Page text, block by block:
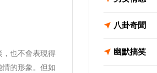
也不會表現得
的形象。但如
八卦奇聞
幽默搞笑